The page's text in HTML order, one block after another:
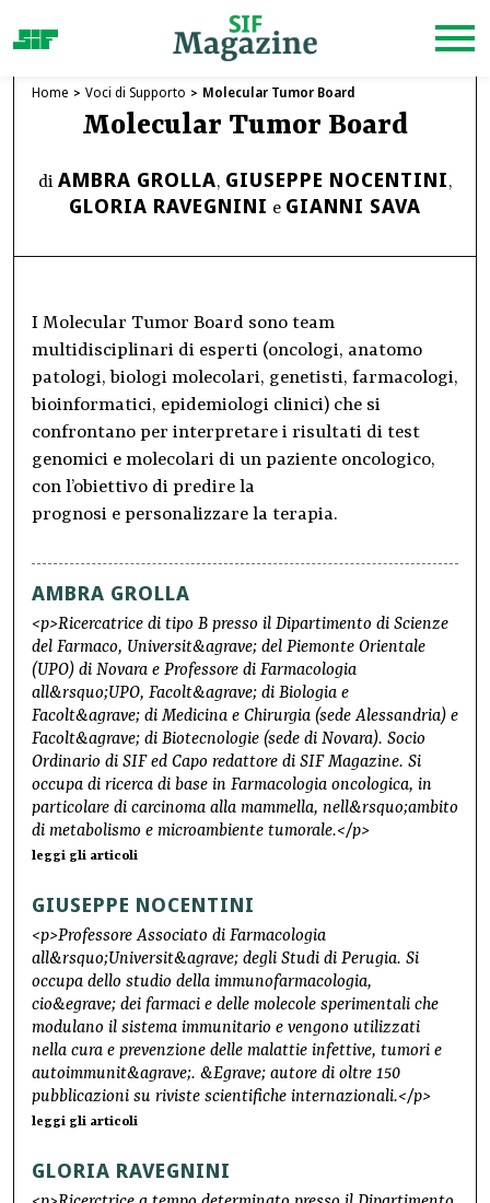
Home Voci di Supporto Molecular Tumor Board
Molecular Tumor Board
di AMBRA GROLLA, GIUSEPPE NOCENTINI,
GLORIA RAVEGNINI e GIANNI SAVA
I Molecular Tumor Board sono team
multidisciplinari di esperti (oncologi, anatomo
patologi, biologi molecolari, genetisti, farmacologi,
bioinformatici, epidemiologi clinici) che si
confrontano per interpretare i risultati di test
genomici e molecolari di un paziente oncologico,
con l’obiettivo di predire la
prognosi e personalizzare la terapia.
AMBRA GROLLA
<p>Ricercatrice di tipo B presso il Dipartimento di Scienze
del Farmaco, Universit&agrave; del Piemonte Orientale
(UPO) di Novara e Professore di Farmacologia
all&rsquo;UPO, Facolt&agrave; di Biologia e
Facolt&agrave; di Medicina e Chirurgia (sede Alessandria) e
Facolt&agrave; di Biotecnologie (sede di Novara). Socio
Ordinario di SIF ed Capo redattore di SIF Magazine. Si
occupa di ricerca di base in Farmacologia oncologica, in
particolare di carcinoma alla mammella, nell&rsquo;ambito
di metabolismo e microambiente tumorale.</p>
leggi gli articoli
GIUSEPPE NOCENTINI
<p>Professore Associato di Farmacologia
all&rsquo;Universit&agrave; degli Studi di Perugia. Si
occupa dello studio della immunofarmacologia,
cio&egrave; dei farmaci e delle molecole sperimentali che
modulano il sistema immunitario e vengono utilizzati
nella cura e prevenzione delle malattie infettive, tumori e
autoimmunit&agrave;. &Egrave; autore di oltre 150
pubblicazioni su riviste scientifiche internazionali.</p>
leggi gli articoli
GLORIA RAVEGNINI